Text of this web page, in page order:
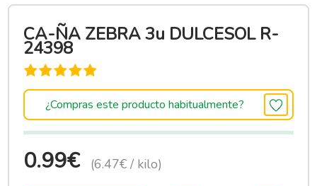
CA-ÑA ZEBRA 3u DULCESOL R-
24398
¿Compras este producto habitualmente?
0.99€ (6.47€ / kilo)